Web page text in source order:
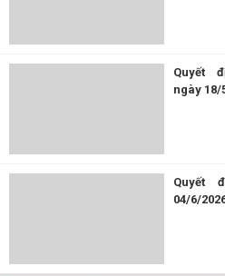
Quyết
ngày 18/
Quyết
04/6/